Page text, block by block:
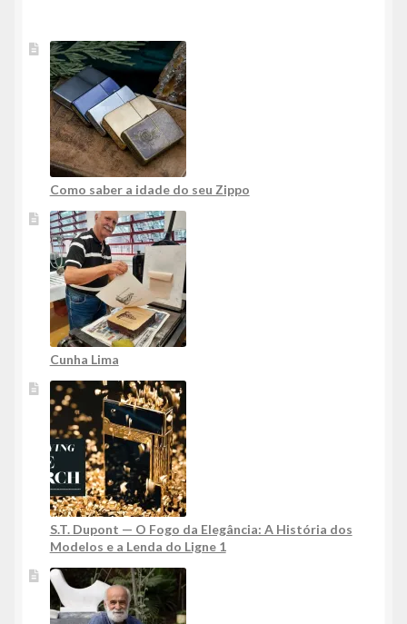
Como saber a idade do seu Zippo
Cunha Lima
S.T. Dupont — O Fogo da Elegância: A História dos
Modelos e a Lenda do Ligne 1